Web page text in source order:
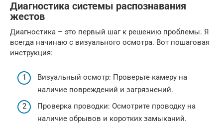
Диагностика системы распознавания
жестов
Диагностика – это первый шаг к решению проблемы. Я
всегда начинаю с визуального осмотра. Вот пошаговая
инструкция:
Визуальный осмотр: Проверьте камеру на
наличие повреждений и загрязнений.
Проверка проводки: Осмотрите проводку на
наличие обрывов и коротких замыканий.